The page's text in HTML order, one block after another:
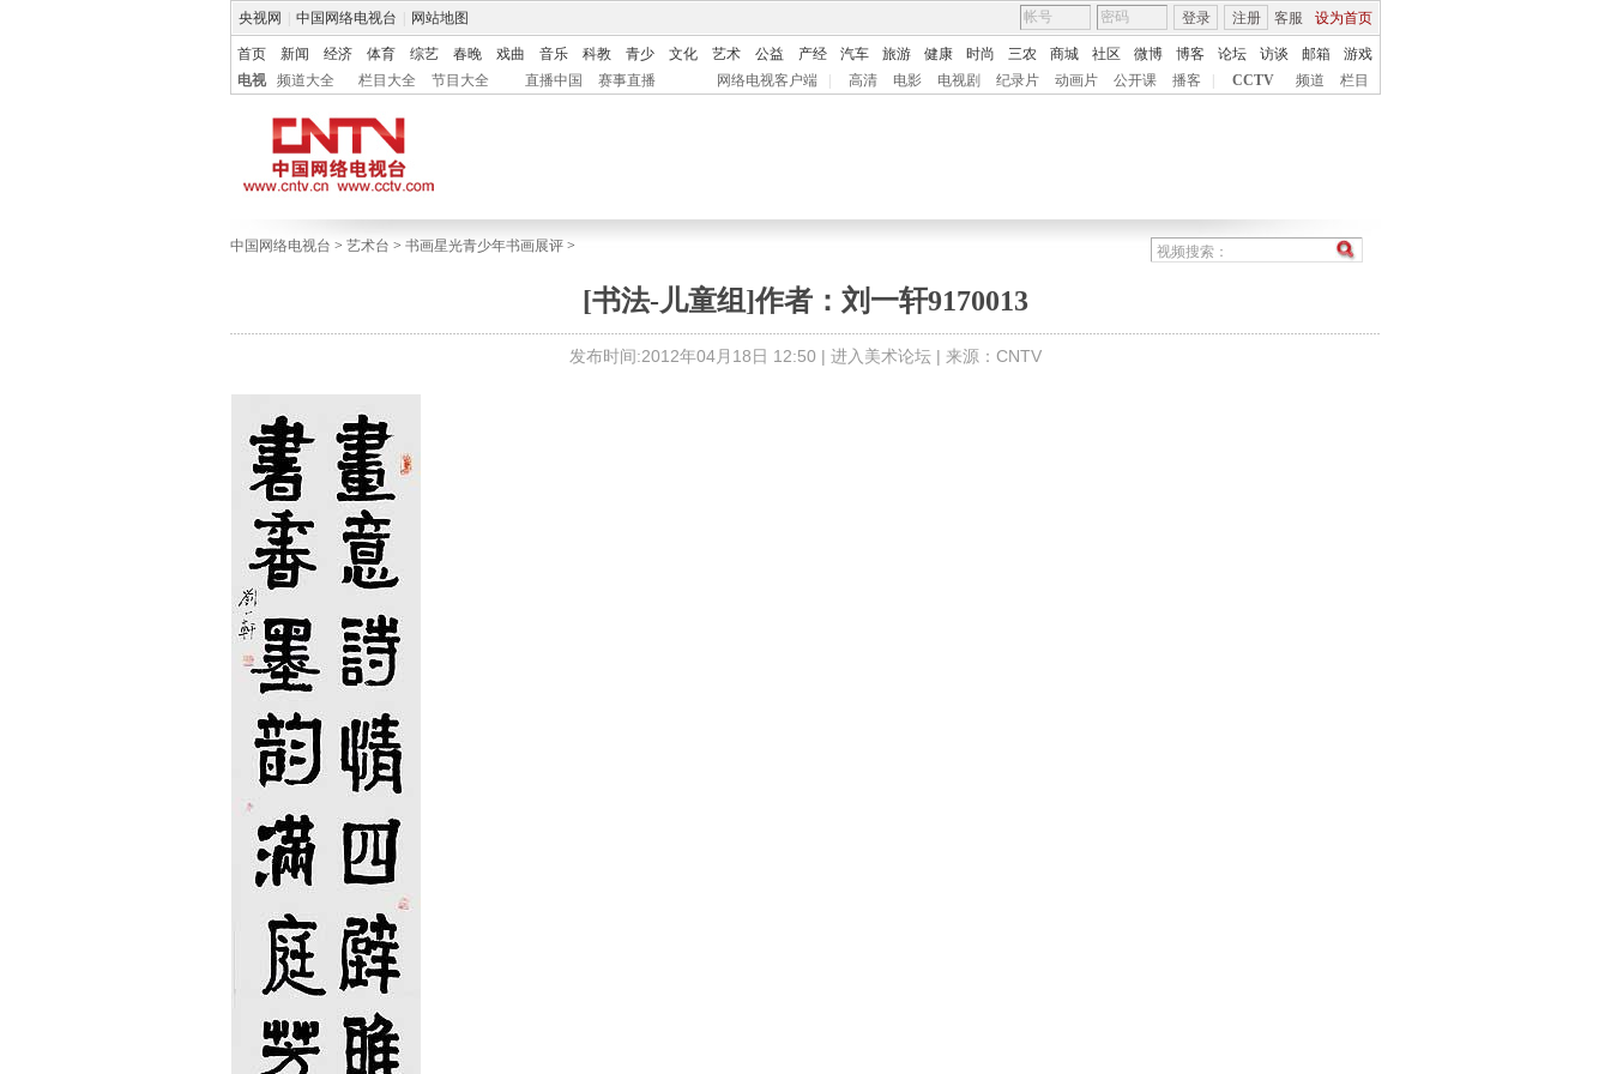
央视网 中国网络电视台 网站地图 客服 设为首页
登录 注册
首页 新闻 经济 体育 综艺 春晚 戏曲 音乐 科教 青少 文化 艺术 公益 产经 汽车 旅游 健康 时尚 三农 商城 社区 微博 博客 论坛 访谈 邮箱
游戏
电视
频道大全 栏目大全 节目大全 直播中国 赛事直播 网络电视客户端 高清 电影 电视剧 纪录片 动画片 公开课 播客 CCTV 频道 栏目
中国网络电视台 > 艺术台 > 书画星光青少年书画展评 >
[书法-儿童组]作者：刘一轩9170013
发布时间:2012年04月18日 12:50 | 进入美术论坛 | 来源：CNTV